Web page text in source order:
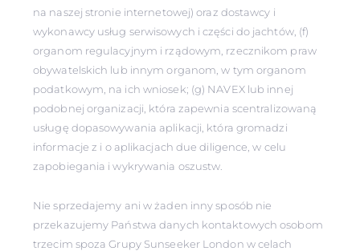
na naszej stronie internetowej) oraz dostawcy i
wykonawcy usług serwisowych i części do jachtów, (f)
organom regulacyjnym i rządowym, rzecznikom praw
obywatelskich lub innym organom, w tym organom
podatkowym, na ich wniosek; (g) NAVEX lub innej
podobnej organizacji, która zapewnia scentralizowaną
usługę dopasowywania aplikacji, która gromadzi
informacje z i o aplikacjach due diligence, w celu
zapobiegania i wykrywania oszustw.
Nie sprzedajemy ani w żaden inny sposób nie
przekazujemy Państwa danych kontaktowych osobom
trzecim spoza Grupy Sunseeker London w celach